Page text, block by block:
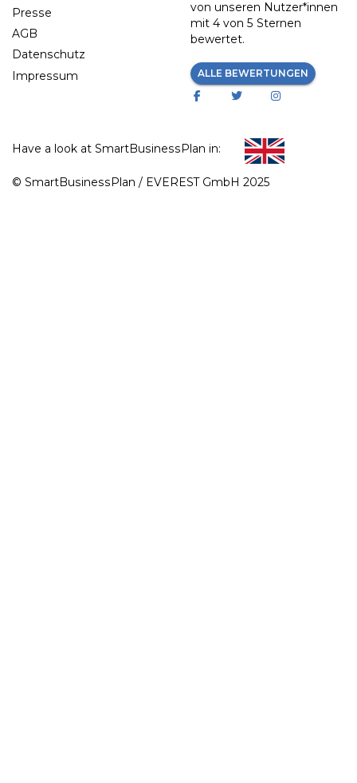
Presse
AGB
Datenschutz
Impressum
von unseren Nutzer*innen
mit 4 von 5 Sternen
bewertet.
ALLE BEWERTUNGEN
© SmartBusinessPlan / EVEREST GmbH 2025
Have a look at SmartBusinessPlan in: